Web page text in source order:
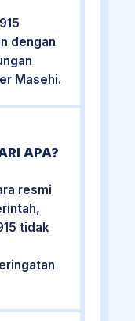
dengan
Masehi.
APA?
resmi
tidak